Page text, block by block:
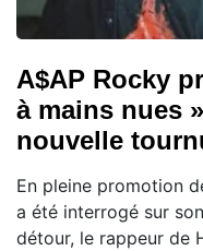
A$AP Rocky
à mains nues
nouvelle
En pleine promotion
a été interrogé sur
détour, le rappeur de